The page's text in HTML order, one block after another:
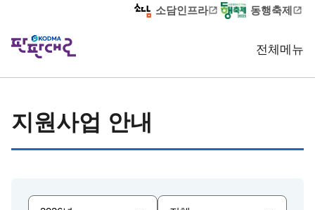
소담인프라 동행축제
전체메뉴
홈
사업공고·신청
지원사업 안내